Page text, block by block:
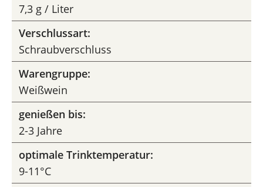
7,3 g / Liter
Verschlussart:
Schraubverschluss
Warengruppe:
Weißwein
genießen bis:
2-3 Jahre
optimale Trinktemperatur:
9-11°C